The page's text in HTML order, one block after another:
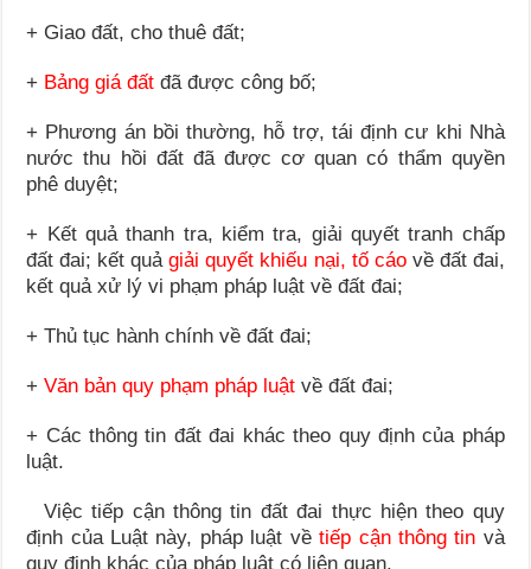
+ Giao đất, cho thuê đất;
+ Bảng giá đất đã được công bố;
+ Phương án bồi thường, hỗ trợ, tái định cư khi Nhà
nước thu hồi đất đã được cơ quan có thẩm quyền
phê duyệt;
+ Kết quả thanh tra, kiểm tra, giải quyết tranh chấp
đất đai; kết quảgiải quyết khiếu nại, tố cáovề đất đai,
kết quả xử lý vi phạm pháp luật về đất đai;
+ Thủ tục hành chính về đất đai;
+Văn bản quy phạm pháp luật về đất đai;
+ Các thông tin đất đai khác theo quy định của pháp
luật.
Việc tiếp cận thông tin đất đai thực hiện theo quy
định của Luật này, pháp luật vềtiếp cận thông tin và
quy định khác của pháp luật có liên quan.